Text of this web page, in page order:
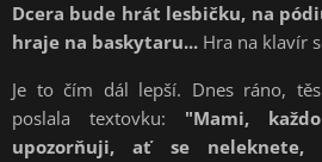
Dcera bude hrát lesbičku, na
hraje na baskytaru... Hra na klavír
Je to čím dál lepší. Dnes ráno,
poslala textovku: "Mami,
upozorňuji, ať se neleknete,